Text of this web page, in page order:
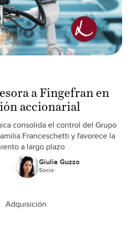
a Fingefran en
accionarial
consolida el control del Grupo
Franceschetti y favorece la
a largo plazo
Giulia Guzzo
Socio
Adquisición